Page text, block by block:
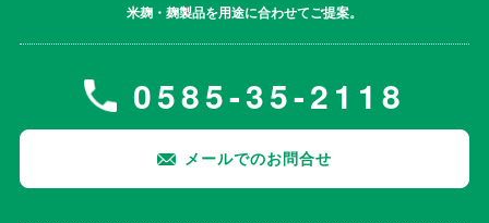
米麹・麹製品を用途に合わせてご提案。
0585-35-2118
メールでのお問合せ